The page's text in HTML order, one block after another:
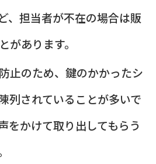
、担当者が不在の場合は販
があります。
止のため、鍵のかかったシ
列されていることが多いで
をかけて取り出してもらう